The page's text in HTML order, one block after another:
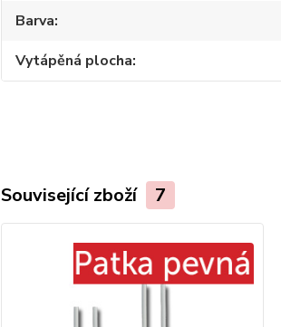
Barva
Vytápěná plocha
Související zboží 7